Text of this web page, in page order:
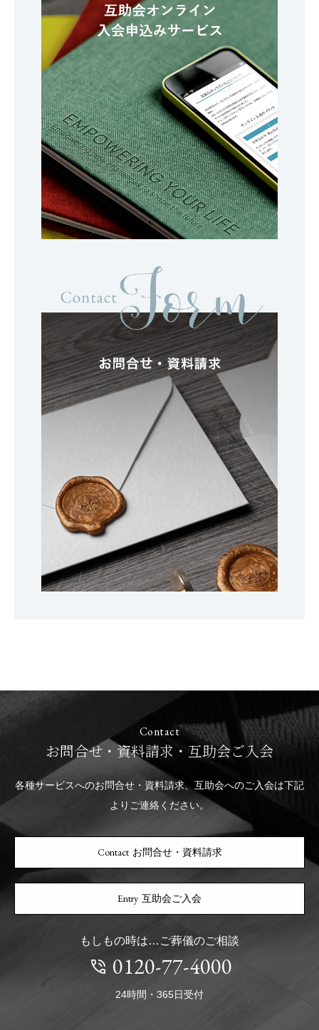
Contact
お問合せ・資料請求・互助会ご入会
各種サービスへのお問合せ・資料請求、互助会へのご入会は下記
よりご連絡ください。
お問合せ・資料請求
互助会ご入会
もしもの時は…ご葬儀のご相談
0120-77-4000
24時間・365日受付